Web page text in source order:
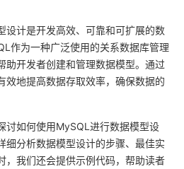
设计是开发高效、可靠和可扩展的数
作为一种广泛使用的关系数据库管理
助开发者创建和管理数据模型。通过
效地提高数据存取效率，确保数据的
讨如何使用MySQL进行数据模型设
细分析数据模型设计的步骤、最佳实
，我们还会提供示例代码，帮助读者